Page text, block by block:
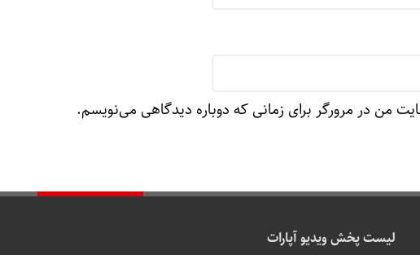
من در مرورگر برای زمانی که دوباره دیدگاهی می‌نویسم.
لیست پخش ویدیو آپارات